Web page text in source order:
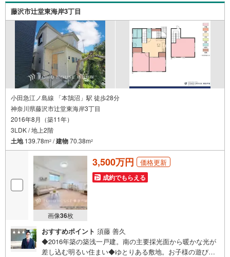
藤沢市辻堂東海岸3丁目
小田急江ノ島線 「本鵠沼」駅 徒歩28分
神奈川県藤沢市辻堂東海岸3丁目
2016年8月（築11年）
3LDK / 地上2階
土地139.78m2 /建物70.38m2
画像36枚
3,500万円 価格更新
成約でもらえる
おすすめポイント 須藤 善久
◆2016年築の築浅一戸建。南の主要採光面から暖かな光が
差し込む明るい住まい◆ゆとりある敷地。お子様の遊び場